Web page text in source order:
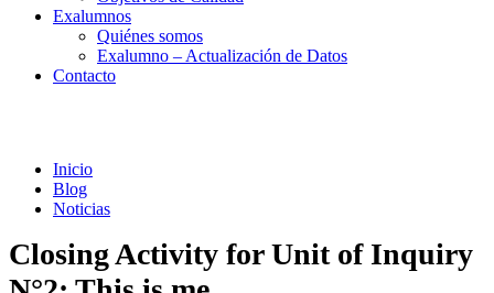
Exalumnos
Quiénes somos
Exalumno – Actualización de Datos
Contacto
Inicio
Blog
Noticias
Closing Activity for Unit of Inquiry